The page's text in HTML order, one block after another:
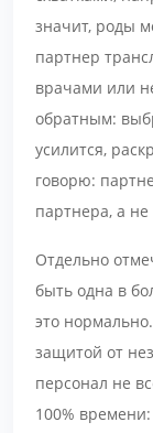
значит, роды
партнер
врачами или
обратным:
усилится,
говорю:
партнера, а
Отдельно
быть одна в
это
защитой от
персонал не
100%